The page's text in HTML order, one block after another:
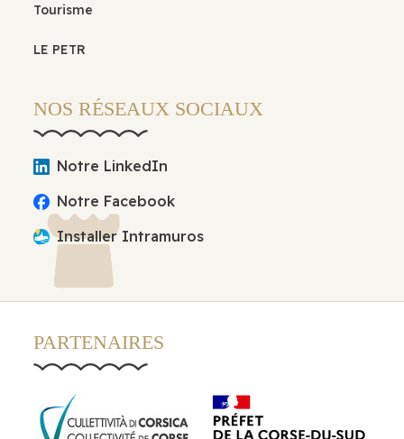
Tourisme
LE PETR
NOS RÉSEAUX SOCIAUX
Notre LinkedIn
Notre Facebook
Installer Intramuros
PARTENAIRES